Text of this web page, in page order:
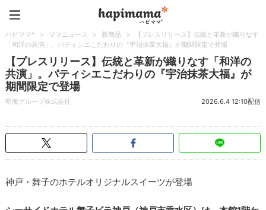
ハピママ* > ママニュース > 新商品 >
【プレスリリース】伝統と革新が織りなす
「和洋の共演」。パティシエこだわりの『宇治抹茶大福』が期間限定で登場
【プレスリリース】伝統と革新が織りなす「和洋の
共演」。パティシエこだわりの『宇治抹茶大福』が
期間限定で登場
明海グループ株式会社 2026.6.4 12:10配信
神戸・舞子のホテルオリジナルスイーツが登場